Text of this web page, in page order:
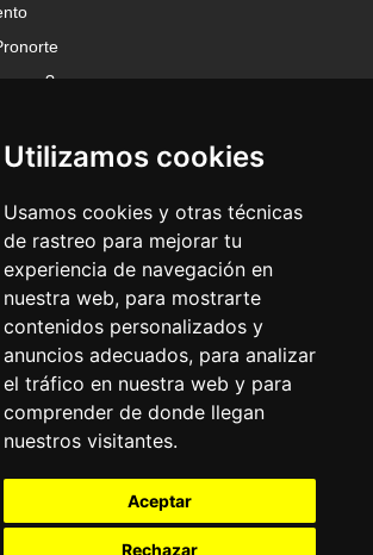
Utilizamos cookies
Usamos cookies y otras técnicas
de rastreo para mejorar tu
experiencia de navegación en
nuestra web, para mostrarte
contenidos personalizados y
anuncios adecuados, para analizar
el tráfico en nuestra web y para
comprender de donde llegan
nuestros visitantes.
Aceptar
Rechazar